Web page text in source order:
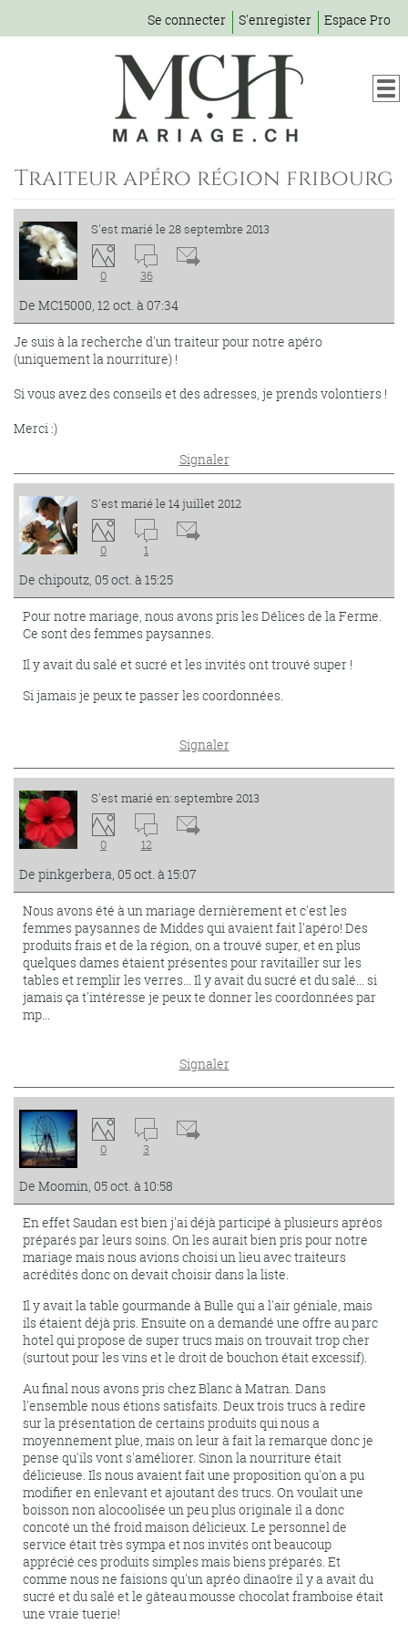
Se connecter S'enregister Espace Pro
Traiteur apéro région fribourg
S'est marié le 28 septembre 2013
0 36
De MC15000, 12 oct. à 07:34
Je suis à la recherche d'un traiteur pour notre apéro
(uniquement la nourriture) !
Si vous avez des conseils et des adresses, je prends volontiers !
Merci :)
Signaler
S'est marié le 14 juillet 2012
0 1
De chipoutz, 05 oct. à 15:25
Pour notre mariage, nous avons pris les Délices de la Ferme.
Ce sont des femmes paysannes.
Il y avait du salé et sucré et les invités ont trouvé super !
Si jamais je peux te passer les coordonnées.
Signaler
S'est marié en: septembre 2013
0 12
De pinkgerbera, 05 oct. à 15:07
Nous avons été à un mariage dernièrement et c'est les
femmes paysannes de Middes qui avaient fait l'apéro! Des
produits frais et de la région, on a trouvé super, et en plus
quelques dames étaient présentes pour ravitailler sur les
tables et remplir les verres... Il y avait du sucré et du salé... si
jamais ça t'intéresse je peux te donner les coordonnées par
mp...
Signaler
0 3
De Moomin, 05 oct. à 10:58
En effet Saudan est bien j'ai déjà participé à plusieurs apréos
préparés par leurs soins. On les aurait bien pris pour notre
mariage mais nous avions choisi un lieu avec traiteurs
acrédités donc on devait choisir dans la liste.
Il y avait la table gourmande à Bulle qui a l'air géniale, mais
ils étaient déjà pris. Ensuite on a demandé une offre au parc
hotel qui propose de super trucs mais on trouvait trop cher
(surtout pour les vins et le droit de bouchon était excessif).
Au final nous avons pris chez Blanc à Matran. Dans
l'ensemble nous étions satisfaits. Deux trois trucs à redire
sur la présentation de certains produits qui nous a
moyennement plue, mais on leur à fait la remarque donc je
pense qu'ils vont s'améliorer. Sinon la nourriture était
délicieuse. Ils nous avaient fait une proposition qu'on a pu
modifier en enlevant et ajoutant des trucs. On voulait une
boisson non alocoolisée un peu plus originale il a donc
concoté un thé froid maison délicieux. Le personnel de
service était très sympa et nos invités ont beaucoup
apprécié ces produits simples mais biens préparés. Et
comme nous ne faisions qu'un apréo dinaoîre il y a avait du
sucré et du salé et le gâteau mousse chocolat framboise était
une vraie tuerie!